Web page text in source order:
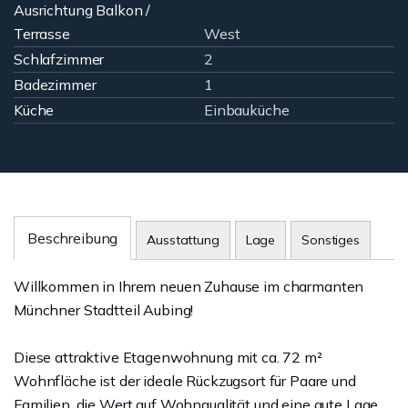
Ausrichtung Balkon /
Terrasse
West
Schlafzimmer
2
Badezimmer
1
Küche
Einbauküche
Beschreibung Ausstattung Lage Sonstiges
Willkommen in Ihrem neuen Zuhause im charmanten
Münchner Stadtteil Aubing!
Diese attraktive Etagenwohnung mit ca. 72 m²
Wohnfläche ist der ideale Rückzugsort für Paare und
Familien, die Wert auf Wohnqualität und eine gute Lage